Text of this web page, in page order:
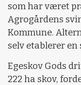
som har været
Agrogårdens
Kommune.
selv etablerer
Egeskov Gods
222 ha skov,